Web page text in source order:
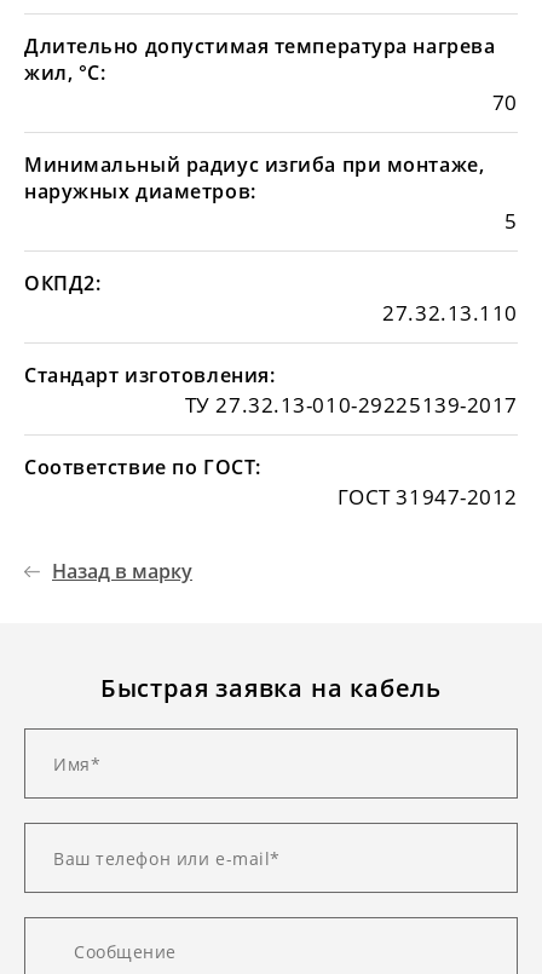
Длительно допустимая температура нагрева
жил, °С:
70
Минимальный радиус изгиба при монтаже,
наружных диаметров:
5
ОКПД2:
27.32.13.110
Стандарт изготовления:
ТУ 27.32.13-010-29225139-2017
Соответствие по ГОСТ:
ГОСТ 31947-2012
Назад в марку
Быстрая заявка на кабель